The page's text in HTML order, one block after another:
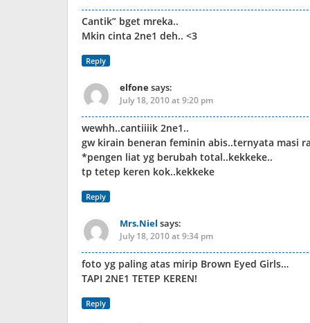
Cantik” bget mreka..
Mkin cinta 2ne1 deh.. <3
Reply
elfonesays:
July 18, 2010 at 9:20 pm
wewhh..cantiiiik 2ne1..
gw kirain beneran feminin abis..ternyata masi
*pengen liat yg berubah total..kekkeke..
tp tetep keren kok..kekkeke
Reply
Mrs.Niel says:
July 18, 2010 at 9:34 pm
foto yg paling atas mirip Brown Eyed Girls…
TAPI 2NE1 TETEP KEREN!
Reply